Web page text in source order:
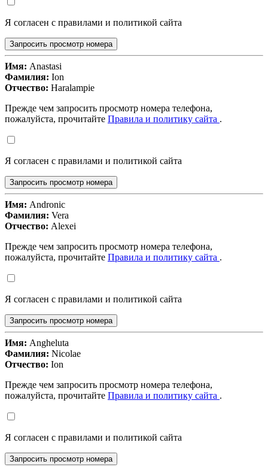
Я согласен с правилами и политикой сайта
Запросить просмотр номера
Имя: Anastasi
Фамилия: Ion
Отчество: Haralampie
Прежде чем запросить просмотр номера телефона,
пожалуйста, прочитайте Правила и политику сайта .
Я согласен с правилами и политикой сайта
Запросить просмотр номера
Имя: Andronic
Фамилия: Vera
Отчество: Alexei
Прежде чем запросить просмотр номера телефона,
пожалуйста, прочитайте Правила и политику сайта .
Я согласен с правилами и политикой сайта
Запросить просмотр номера
Имя: Angheluta
Фамилия: Nicolae
Отчество: Ion
Прежде чем запросить просмотр номера телефона,
пожалуйста, прочитайте Правила и политику сайта .
Я согласен с правилами и политикой сайта
Запросить просмотр номера